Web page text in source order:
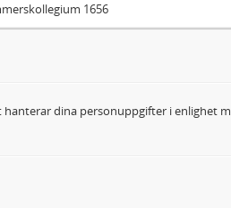
1656
dina personuppgifter i enlighet